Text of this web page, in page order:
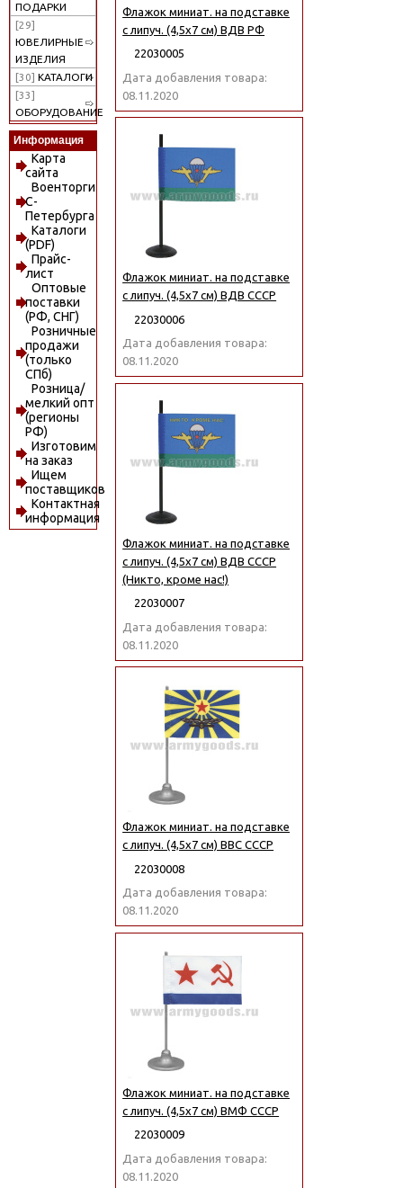
ПОДАРКИ
[29]
ЮВЕЛИРНЫЕ
ИЗДЕЛИЯ
[30] КАТАЛОГИ
[33]
ОБОРУДОВАНИЕ
Информация
Карта
сайта
Военторги
С-
Петербурга
Каталоги
(PDF)
Прайс-
лист
Оптовые
поставки
(РФ, СНГ)
Розничные
продажи
(только
СПб)
Розница/
мелкий опт
(регионы
РФ)
Изготовим
на заказ
Ищем
поставщиков
Контактная
информация
Флажок миниат. на подставке
с липуч. (4,5х7 см) ВДВ РФ
22030005
Дата добавления товара:
08.11.2020
Флажок миниат. на подставке
с липуч. (4,5х7 см) ВДВ СССР
22030006
Дата добавления товара:
08.11.2020
Флажок миниат. на подставке
с липуч. (4,5х7 см) ВДВ СССР
(Никто, кроме нас!)
22030007
Дата добавления товара:
08.11.2020
Флажок миниат. на подставке
с липуч. (4,5х7 см) ВВС СССР
22030008
Дата добавления товара:
08.11.2020
Флажок миниат. на подставке
с липуч. (4,5х7 см) ВМФ СССР
22030009
Дата добавления товара:
08.11.2020